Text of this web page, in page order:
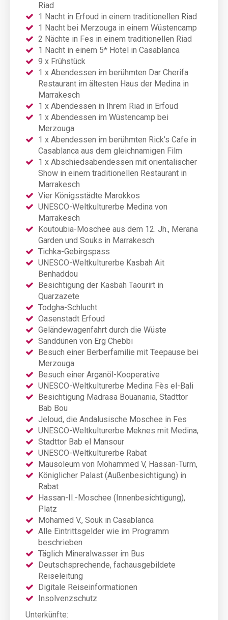
Riad
1 Nacht in Erfoud in einem traditionellen Riad
1 Nacht bei Merzouga in einem Wüstencamp
2 Nächte in Fes in einem traditionellen Riad
1 Nacht in einem 5* Hotel in Casablanca
9 x Frühstück
1 x Abendessen im berühmten Dar Cherifa
Restaurant im ältesten Haus der Medina in
Marrakesch
1 x Abendessen in Ihrem Riad in Erfoud
1 x Abendessen im Wüstencamp bei
Merzouga
1 x Abendessen im berühmten Rick’s Cafe in
Casablanca aus dem gleichnamigen Film
1 x Abschiedsabendessen mit orientalischer
Show in einem traditionellen Restaurant in
Marrakesch
Vier Königsstädte Marokkos
UNESCO-Weltkulturerbe Medina von
Marrakesch
Koutoubia-Moschee aus dem 12. Jh., Merana
Garden und Souks in Marrakesch
Tichka-Gebirgspass
UNESCO-Weltkulturerbe Kasbah Ait
Benhaddou
Besichtigung der Kasbah Taourirt in
Quarzazete
Todgha-Schlucht
Oasenstadt Erfoud
Geländewagenfahrt durch die Wüste
Sanddünen von Erg Chebbi
Besuch einer Berberfamilie mit Teepause bei
Merzouga
Besuch einer Arganöl-Kooperative
UNESCO-Weltkulturerbe Medina Fès el-Bali
Besichtigung Madrasa Bouanania, Stadttor
Bab Bou
Jeloud, die Andalusische Moschee in Fes
UNESCO-Weltkulturerbe Meknes mit Medina,
Stadttor Bab el Mansour
UNESCO-Weltkulturerbe Rabat
Mausoleum von Mohammed V, Hassan-Turm,
Königlicher Palast (Außenbesichtigung) in
Rabat
Hassan-II.-Moschee (Innenbesichtigung),
Platz
Mohamed V., Souk in Casablanca
Alle Eintrittsgelder wie im Programm
beschrieben
Täglich Mineralwasser im Bus
Deutschsprechende, fachausgebildete
Reiseleitung
Digitale Reiseinformationen
Insolvenzschutz
Unterkünfte: